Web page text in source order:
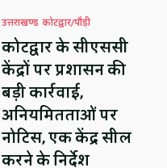
उत्तराखण्ड कोटद्वार/पौड़ी
कोटद्वार के सीएससी
केंद्रों पर प्रशासन की
बड़ी कार्रवाई,
अनियमितताओं पर
नोटिस, एक केंद्र सील
करने के निर्देश